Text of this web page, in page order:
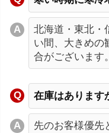
北海道・東北・
い間、大きめの
合がございます。
在庫はあります
先のお客様優先